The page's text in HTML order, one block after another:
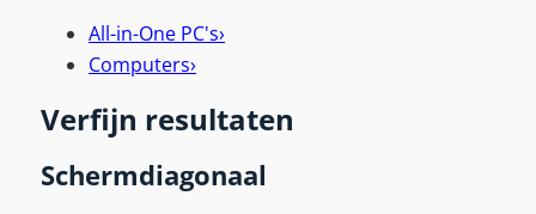
All-in-One PC's›
Computers›
Verfijn resultaten
Schermdiagonaal